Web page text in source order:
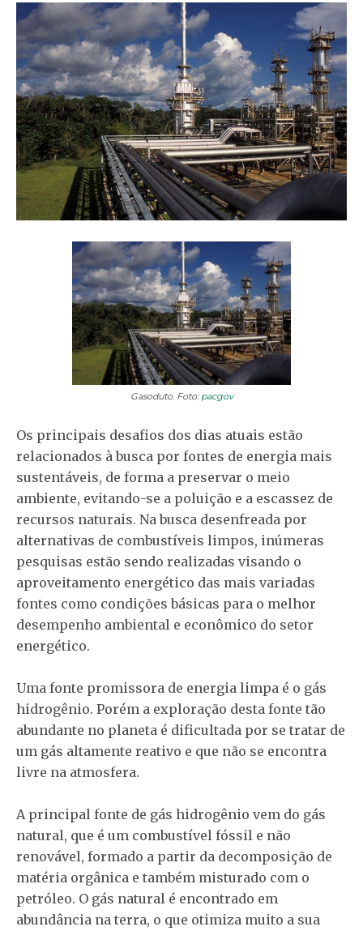
Gasoduto. Foto: pacgov
Os principais desafios dos dias atuais estão
relacionados à busca por fontes de energia mais
sustentáveis, de forma a preservar o meio
ambiente, evitando-se a poluição e a escassez de
recursos naturais. Na busca desenfreada por
alternativas de combustíveis limpos, inúmeras
pesquisas estão sendo realizadas visando o
aproveitamento energético das mais variadas
fontes como condições básicas para o melhor
desempenho ambiental e econômico do setor
energético.
Uma fonte promissora de energia limpa é o gás
hidrogênio. Porém a exploração desta fonte tão
abundante no planeta é dificultada por se tratar de
um gás altamente reativo e que não se encontra
livre na atmosfera.
A principal fonte de gás hidrogênio vem do gás
natural, que é um combustível fóssil e não
renovável, formado a partir da decomposição de
matéria orgânica e também misturado com o
petróleo. O gás natural é encontrado em
abundância na terra, o que otimiza muito a sua